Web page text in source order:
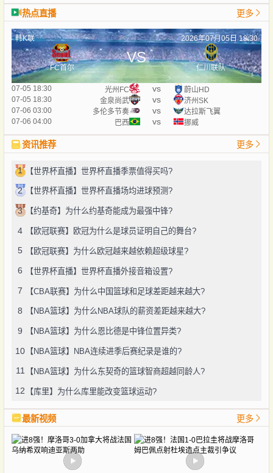
热点直播 更多
韩K联 2026年07月05日 18:30
FC首尔
VS
仁川联队
07-05 18:30 光州FC vs
蔚山HD
07-05 18:30
金泉尚武 vs
济州SK
07-06 03:00
多伦多节奏 vs
达拉斯飞翼
07-06 04:00
巴西 vs 挪威
资讯推荐 更多
1 【世界杯直播】世界杯直播季票值得买吗?
2 【世界杯直播】世界杯直播场均进球预测?
3 【约基奇】为什么约基奇能成为最强中锋?
4 【欧冠联赛】欧冠为什么是球员证明自己的舞台?
5 【欧冠联赛】为什么欧冠越来越依赖超级球星?
6 【世界杯直播】世界杯直播外接音箱设置?
7 【CBA联赛】为什么中国篮球和足球差距越来越大?
8 【NBA篮球】为什么NBA球队的薪资差距越来越大?
9 【NBA篮球】为什么恩比德是中锋位置异类?
10 【NBA篮球】NBA连续进季后赛纪录是谁的?
11 【NBA篮球】为什么东契奇的篮球智商超越同龄人?
12 【库里】为什么库里能改变篮球运动?
最新视频 更多